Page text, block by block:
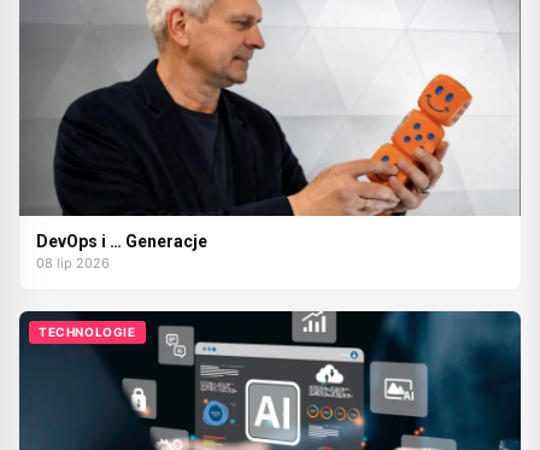
DevOps i … Generacje
08 lip 2026
TECHNOLOGIE